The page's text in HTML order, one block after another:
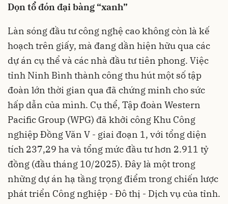
Dọn tổ đón đại bàng “xanh”
Làn sóng đầu tư công nghệ cao không còn là kế
hoạch trên giấy, mà đang dần hiện hữu qua các
dự án cụ thể và các nhà đầu tư tiên phong. Việc
tỉnh Ninh Bình thành công thu hút một số tập
đoàn lớn thời gian qua đã chứng minh cho sức
hấp dẫn của mình. Cụ thể, Tập đoàn Western
Pacific Group (WPG) đã khởi công Khu Công
nghiệp Đồng Văn V - giai đoạn 1, với tổng diện
tích 237,29 ha và tổng mức đầu tư hơn 2.911 tỷ
đồng (đầu tháng 10/2025). Đây là một trong
những dự án hạ tầng trọng điểm trong chiến lược
phát triển Công nghiệp - Đô thị - Dịch vụ của tỉnh.